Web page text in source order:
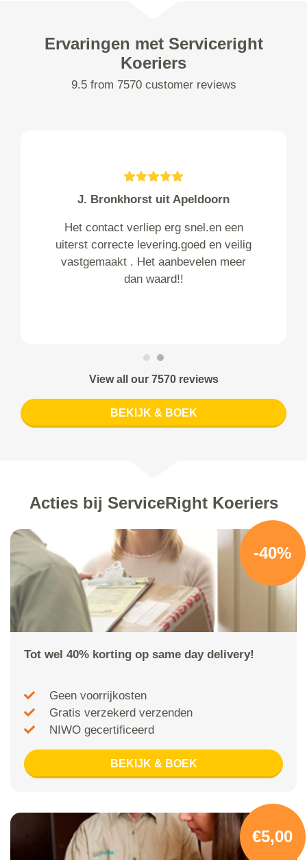
Ervaringen met Serviceright
Koeriers
9.5 from 7570 customer reviews
J. Bronkhorst uit Apeldoorn
Het contact verliep erg snel.en een
uiterst correcte levering.goed en veilig
vastgemaakt . Het aanbevelen meer
dan waard!!
View all our 7570 reviews
BEKIJK & BOEK
Acties bij ServiceRight Koeriers
-40%
Tot wel 40% korting op same day delivery!
Geen voorrijkosten
Gratis verzekerd verzenden
NIWO gecertificeerd
BEKIJK & BOEK
€5,00